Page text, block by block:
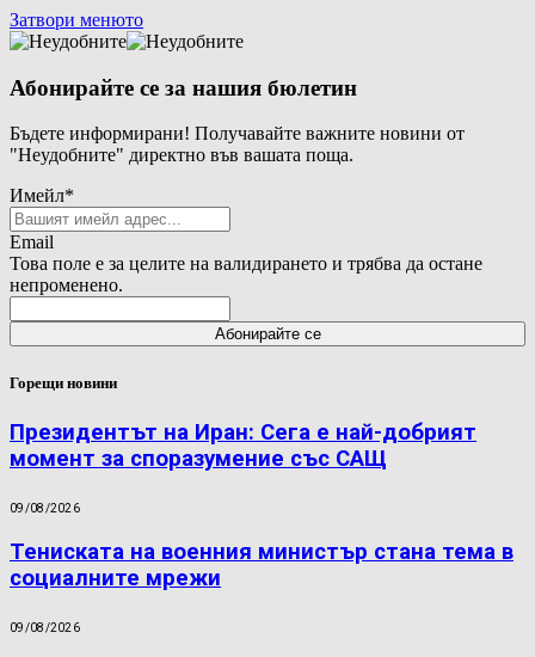
Затвори менюто
Абонирайте се за нашия бюлетин
Бъдете информирани! Получавайте важните новини от
"Неудобните" директно във вашата поща.
Имейл*
Email
Това поле е за целите на валидирането и трябва да остане
непроменено.
Горещи новини
Президентът на Иран: Сега е най-добрият
момент за споразумение със САЩ
09/08/2026
Тениската на военния министър стана тема в
социалните мрежи
09/08/2026